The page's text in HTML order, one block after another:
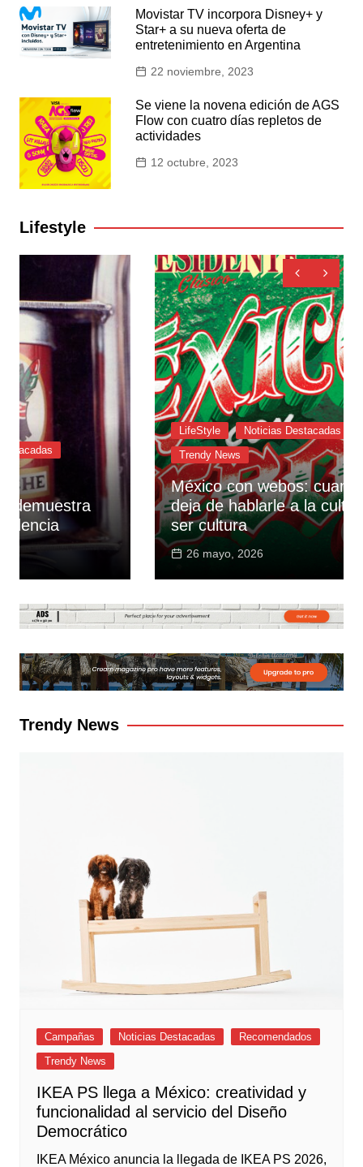
Movistar TV incorpora Disney+ y
Star+ a su nueva oferta de
entretenimiento en Argentina
22 noviembre, 2023
Se viene la novena edición de AGS
Flow con cuatro días repletos de
actividades
12 octubre, 2023
Lifestyle
LifeStyle Noticias Destacadas
Recomendados
Trendy News
México con webos: cuando una marca
deja de hablarle a la cultura y empieza a
ser cultura
Trendy News
Campañas Noticias Destacadas
Recomendados
Trendy News
IKEA PS llega a México: creatividad y
funcionalidad al servicio del Diseño
Democrático
IKEA México anuncia la llegada de IKEA PS 2026,